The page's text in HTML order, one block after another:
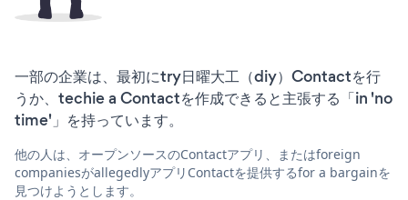
一部の企業は、最初にtry日曜大工（diy）Contactを行
うか、techie a Contactを作成できると主張する「in 'no
time'」を持っています。
他の人は、オープンソースのContactアプリ、またはforeign
companiesがallegedlyアプリContactを提供するfor a bargainを
見つけようとします。